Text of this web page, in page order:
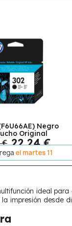
Negro
Original
€ 22,24 €
el martes 11
ideal
impresión